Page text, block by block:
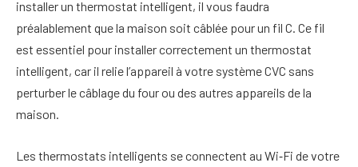
installer un thermostat intelligent, il vous faudra
préalablement que la maison soit câblée pour un fil C. Ce fil
est essentiel pour installer correctement un thermostat
intelligent, car il relie l’appareil à votre système CVC sans
perturber le câblage du four ou des autres appareils de la
maison.
Les thermostats intelligents se connectent au Wi‑Fi de votre